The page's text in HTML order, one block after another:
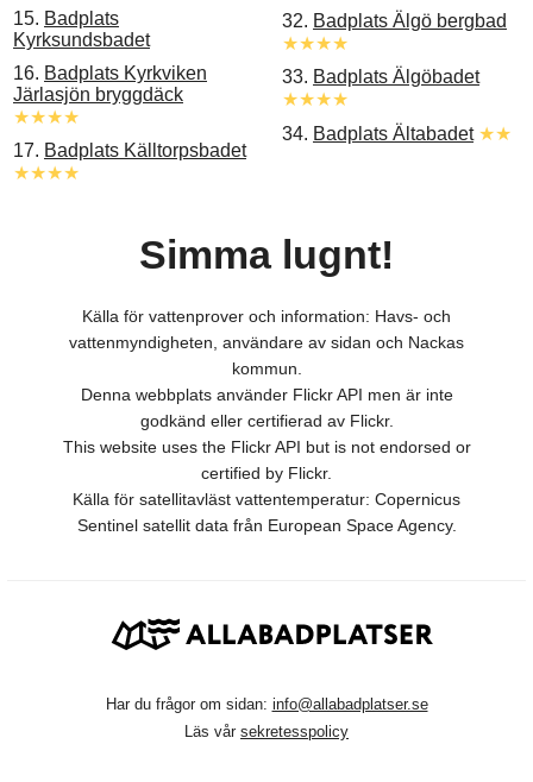
15. Badplats
Kyrksundsbadet
16. Badplats Kyrkviken
Järlasjön bryggdäck
★★★★
17. Badplats Källtorpsbadet
★★★★
32. Badplats Älgö bergbad
★★★★
33. Badplats Älgöbadet
★★★★
34. Badplats Ältabadet ★★
Simma lugnt!
Källa för vattenprover och information: Havs- och
vattenmyndigheten, användare av sidan och Nackas
kommun.
Denna webbplats använder Flickr API men är inte
godkänd eller certifierad av Flickr.
This website uses the Flickr API but is not endorsed or
certified by Flickr.
Källa för satellitavläst vattentemperatur: Copernicus
Sentinel satellit data från European Space Agency.
Har du frågor om sidan: info@allabadplatser.se
Läs vår sekretesspolicy